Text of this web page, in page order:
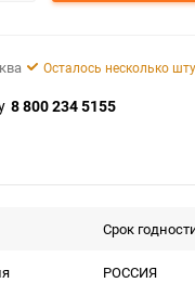
Осталось несколько
8 800 234 5155
Срок
РОССИЯ